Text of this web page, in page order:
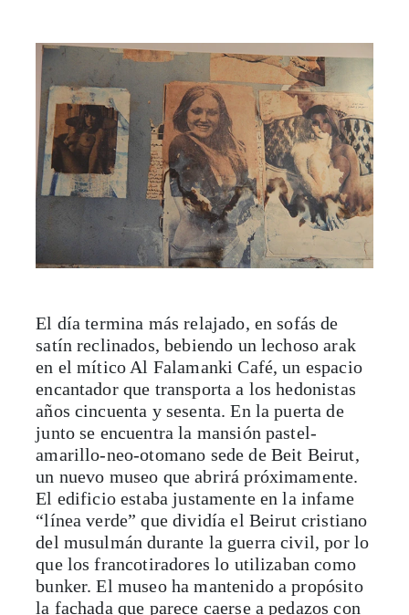
El día termina más relajado, en sofás de
satín reclinados, bebiendo un lechoso arak
en el mítico Al Falamanki Café, un espacio
encantador que transporta a los hedonistas
años cincuenta y sesenta. En la puerta de
junto se encuentra la mansión pastel-
amarillo-neo-otomano sede de Beit Beirut,
un nuevo museo que abrirá próximamente.
El edificio estaba justamente en la infame
“línea verde” que dividía el Beirut cristiano
del musulmán durante la guerra civil, por lo
que los francotiradores lo utilizaban como
bunker. El museo ha mantenido a propósito
la fachada que parece caerse a pedazos con